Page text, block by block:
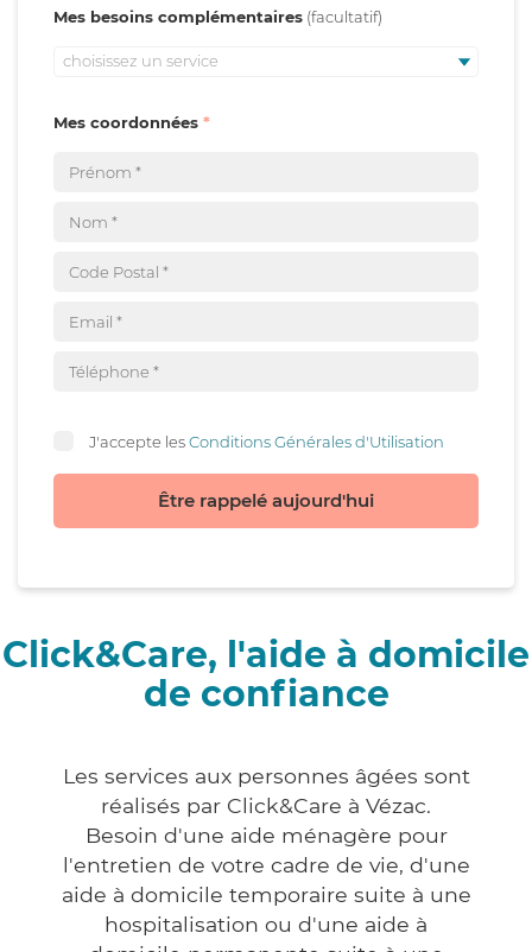
Mes besoins complémentaires
choisissez un service
Mes coordonnées
J'accepte lesConditions Générales d'Utilisation
Être rappelé aujourd'hui
Click&Care, l'aide à domicile
de confiance
Les services aux personnes âgées sont
réalisés par Click&Care à Vézac.
Besoin d'une aide ménagère pour
l'entretien de votre cadre de vie, d'une
aide à domicile temporaire suite à une
hospitalisation ou d'une aide à